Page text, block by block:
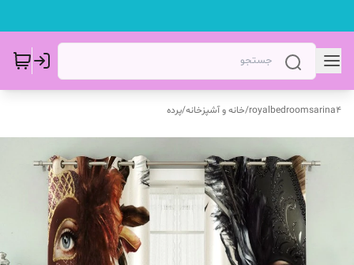
royalbedroomsarina4
/خانه و آشپزخانه/پرده